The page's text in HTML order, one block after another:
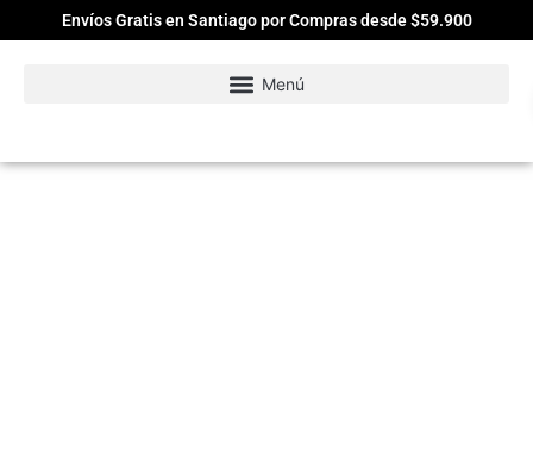
Envíos Gratis en Santiago por Compras desde $59.900